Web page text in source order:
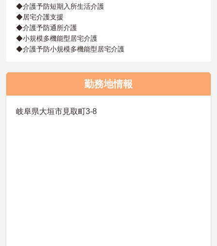
◆介護予防短期入所生活介護
◆居宅介護支援
◆介護予防通所介護
◆小規模多機能型居宅介護
◆介護予防小規模多機能型居宅介護
勤務地情報
岐阜県大垣市見取町3-8